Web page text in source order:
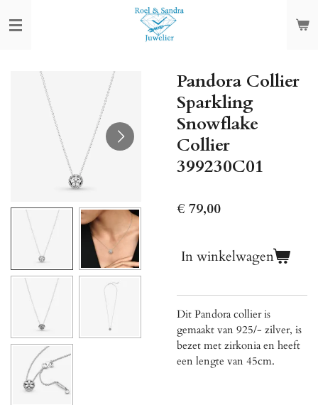
direct
hoofdinhoud
Pandora Collier
Sparkling
Snowflake
Collier
399230C01
€ 79,00
In winkelwagen
Dit Pandora collier is
gemaakt van 925/- zilver, is
bezet met zirkonia en heeft
een lengte van 45cm.